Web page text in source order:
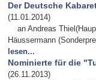
Der Deutsche
(11.01.2014)
an Andreas
Häussermann
lesen...
Nominierte für die
(26.11.2013)